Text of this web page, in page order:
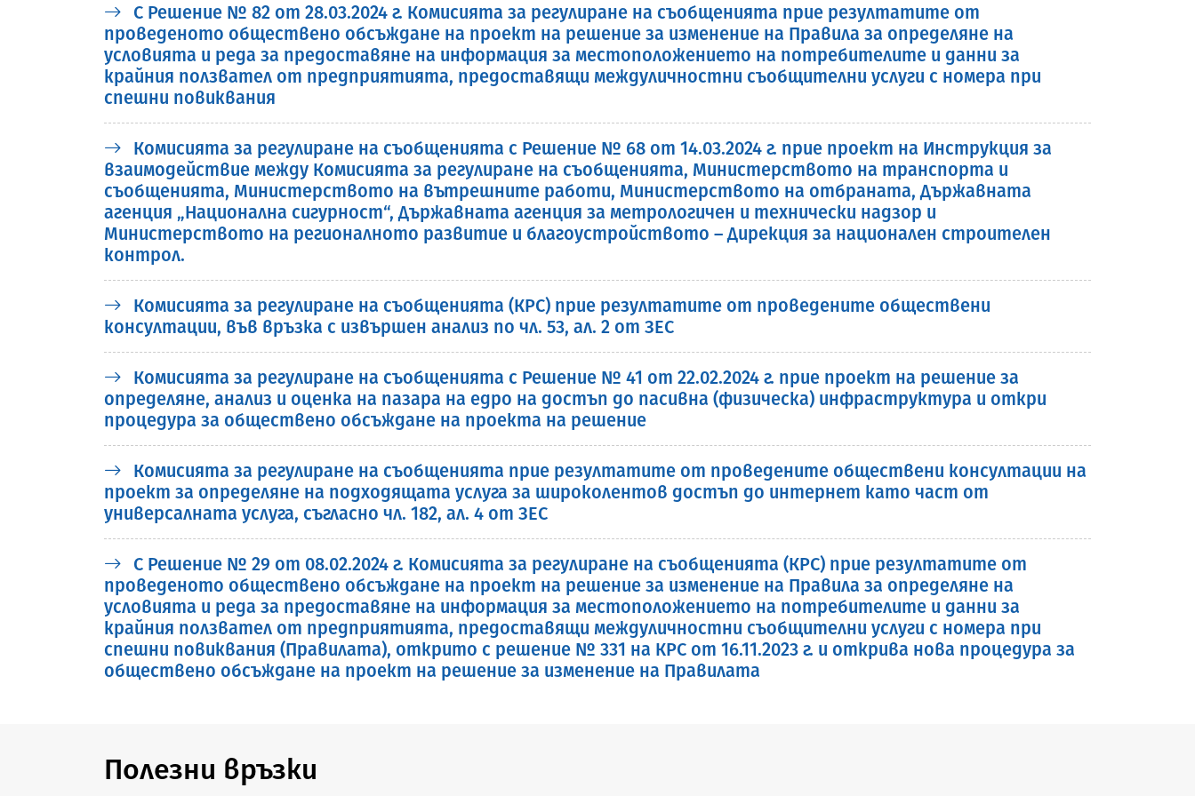
С Решение № 82 от 28.03.2024 г. Комисията за регулиране на съобщенията прие резултатите от
проведеното обществено обсъждане на проект на решение за изменение на Правила за определяне на
условията и реда за предоставяне на информация за местоположението на потребителите и данни за
крайния ползвател от предприятията, предоставящи междуличностни съобщителни услуги с номера при
спешни повиквания
Комисията за регулиране на съобщенията с Решение № 68 от 14.03.2024 г. прие проект на Инструкция за
взаимодействие между Комисията за регулиране на съобщенията, Министерството на транспорта и
съобщенията, Министерството на вътрешните работи, Министерството на отбраната, Държавната
агенция „Национална сигурност“, Държавната агенция за метрологичен и технически надзор и
Министерството на регионалното развитие и благоустройството – Дирекция за национален строителен
контрол.
Комисията за регулиране на съобщенията (КРС) прие резултатите от проведените обществени
консултации, във връзка с извършен анализ по чл. 53, ал. 2 от ЗЕС
Комисията за регулиране на съобщенията с Решение № 41 от 22.02.2024 г. прие проект на решение за
определяне, анализ и оценка на пазара на едро на достъп до пасивна (физическа) инфраструктура и откри
процедура за обществено обсъждане на проекта на решение
Комисията за регулиране на съобщенията прие резултатите от проведените обществени консултации на
проект за определяне на подходящата услуга за широколентов достъп до интернет като част от
универсалната услуга, съгласно чл. 182, ал. 4 от ЗЕС
С Решение № 29 от 08.02.2024 г. Комисията за регулиране на съобщенията (КРС) прие резултатите от
проведеното обществено обсъждане на проект на решение за изменение на Правила за определяне на
условията и реда за предоставяне на информация за местоположението на потребителите и данни за
крайния ползвател от предприятията, предоставящи междуличностни съобщителни услуги с номера при
спешни повиквания (Правилата), открито с решение № 331 на КРС от 16.11.2023 г. и открива нова процедура за
обществено обсъждане на проект на решение за изменение на Правилата
Полезни връзки